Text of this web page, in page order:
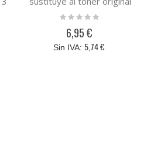
593-10312 Negro
Rating:
6,95 €
5,74 €